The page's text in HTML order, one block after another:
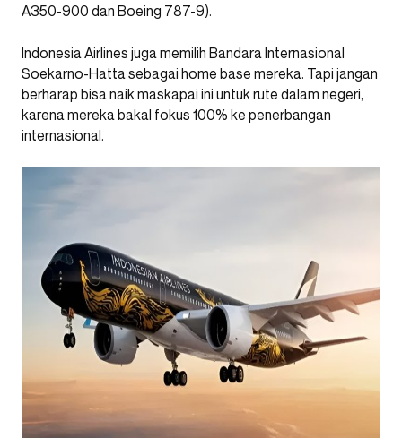
A350-900 dan Boeing 787-9).
Indonesia Airlines juga memilih Bandara Internasional
Soekarno-Hatta sebagai home base mereka. Tapi jangan
berharap bisa naik maskapai ini untuk rute dalam negeri,
karena mereka bakal fokus 100% ke penerbangan
internasional.